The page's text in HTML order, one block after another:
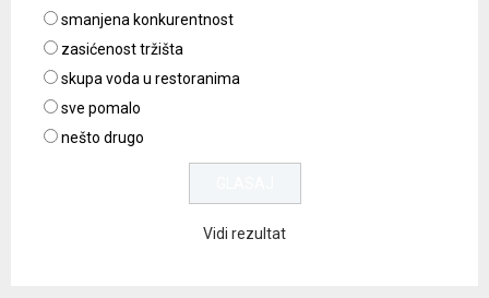
smanjena konkurentnost
zasićenost tržišta
skupa voda u restoranima
sve pomalo
nešto drugo
Vidi rezultat